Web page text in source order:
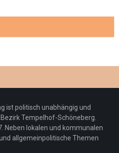
23. Juli 2026
mit Summer Sale und
Kollektion
19. Juli 2026
der Honig? – Neue EU-
gelten 14. Juni
ist politisch unabhängig und
Tempelhof-Schöneberg.
Neben lokalen und kommunalen
allgemeinpolitische Themen